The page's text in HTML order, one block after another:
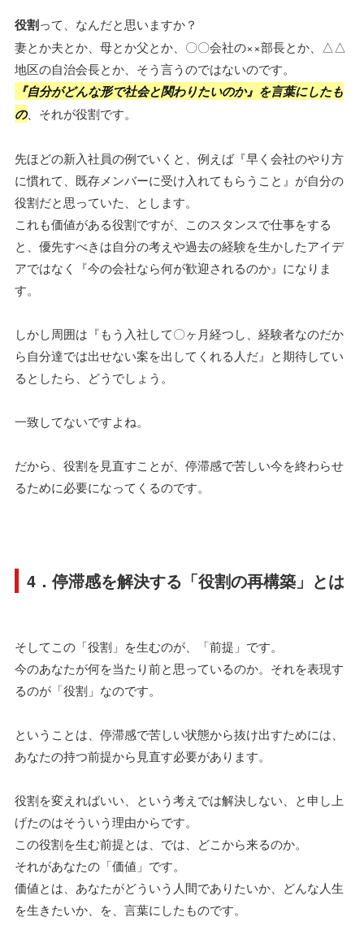
役割って、なんだと思いますか？
妻とか夫とか、母とか父とか、〇〇会社の××部長とか、△△
地区の自治会長とか、そう言うのではないのです。
『自分がどんな形で社会と関わりたいのか』を言葉にしたも
の、それが役割です。
先ほどの新入社員の例でいくと、例えば『早く会社のやり方
に慣れて、既存メンバーに受け入れてもらうこと』が自分の
役割だと思っていた、とします。
これも価値がある役割ですが、このスタンスで仕事をする
と、優先すべきは自分の考えや過去の経験を生かしたアイデ
アではなく『今の会社なら何が歓迎されるのか』になりま
す。
しかし周囲は『もう入社して〇ヶ月経つし、経験者なのだか
ら自分達では出せない案を出してくれる人だ』と期待してい
るとしたら、どうでしょう。
一致してないですよね。
だから、役割を見直すことが、停滞感で苦しい今を終わらせ
るために必要になってくるのです。
4．停滞感を解決する「役割の再構築」とは
そしてこの「役割」を生むのが、「前提」です。
今のあなたが何を当たり前と思っているのか。それを表現す
るのが「役割」なのです。
ということは、停滞感で苦しい状態から抜け出すためには、
あなたの持つ前提から見直す必要があります。
役割を変えればいい、という考えでは解決しない、と申し上
げたのはそういう理由からです。
この役割を生む前提とは、では、どこから来るのか。
それがあなたの「価値」です。
価値とは、あなたがどういう人間でありたいか、どんな人生
を生きたいか、を、言葉にしたものです。